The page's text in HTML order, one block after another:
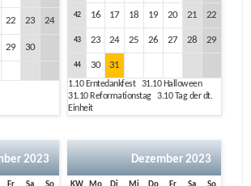
22 23 24
29 30
42 16 17 18 19 20 21 22
43 23 24 25 26 27 28 29
44 30 31
1.10Erntedankfest 31.10Halloween
31.10Reformationstag 3.10Tag der dt.
Einheit
2023 Dezember 2023